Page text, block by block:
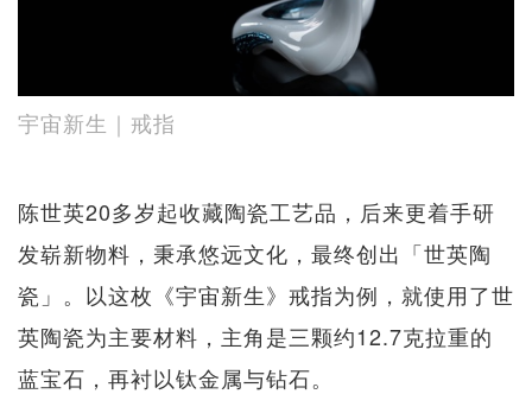
宇宙新生｜戒指
陈世英20多岁起收藏陶瓷工艺品，后来更着手研
发崭新物料，秉承悠远文化，最终创出「世英陶
瓷」。以这枚《宇宙新生》戒指为例，就使用了世
英陶瓷为主要材料，主角是三颗约12.7克拉重的
蓝宝石，再衬以钛金属与钻石。